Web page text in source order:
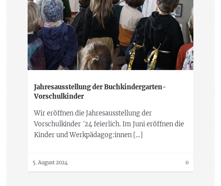
Jahresausstellung der Buchkindergarten-
Vorschulkinder
Wir eröffnen die Jahresausstellung der
Vorschulkinder ´24 feierlich. Im Juni eröffnen die
Kinder und Werkpädagog:innen […]
5. August 2024 0